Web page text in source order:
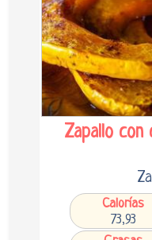
Zapallo con
Calorías
73,93